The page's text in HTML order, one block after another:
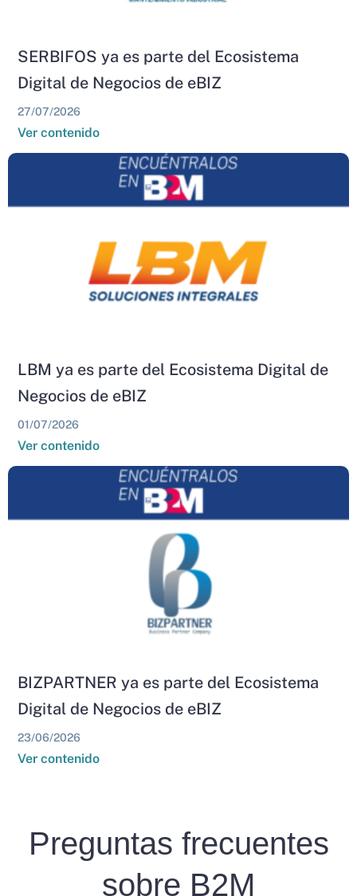
SERBIFOS ya es parte del Ecosistema
Digital de Negocios de eBIZ
27/07/2026
Ver contenido
LBM ya es parte del Ecosistema Digital de
Negocios de eBIZ
01/07/2026
Ver contenido
BIZPARTNER ya es parte del Ecosistema
Digital de Negocios de eBIZ
23/06/2026
Ver contenido
Preguntas frecuentes
sobre B2M